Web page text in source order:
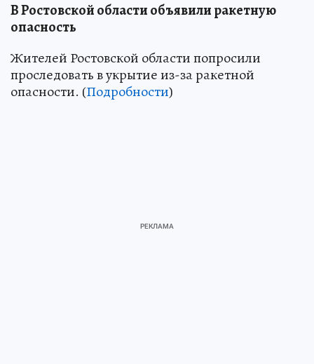
В Ростовской области объявили ракетную
опасность
Жителей Ростовской области попросили
проследовать в укрытие из-за ракетной
опасности. (Подробности)